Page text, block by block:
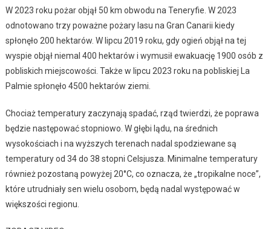
W 2023 roku pożar objął 50 km obwodu na Teneryfie. W 2023
odnotowano trzy poważne pożary lasu na Gran Canarii kiedy
spłonęło 200 hektarów. W lipcu 2019 roku, gdy ogień objął na tej
wyspie objął niemal 400 hektarów i wymusił ewakuację 1900 osób z
pobliskich miejscowości. Także w lipcu 2023 roku na pobliskiej La
Palmie spłonęło 4500 hektarów ziemi.
Chociaż temperatury zaczynają spadać, rząd twierdzi, że poprawa
będzie następować stopniowo. W głębi lądu, na średnich
wysokościach i na wyższych terenach nadal spodziewane są
temperatury od 34 do 38 stopni Celsjusza. Minimalne temperatury
również pozostaną powyżej 20°C, co oznacza, że „tropikalne noce”,
które utrudniały sen wielu osobom, będą nadal występować w
większości regionu.